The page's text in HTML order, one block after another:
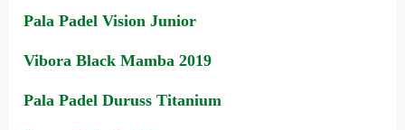
Pala Padel Vision Junior
Vibora Black Mamba 2019
Pala Padel Duruss Titanium